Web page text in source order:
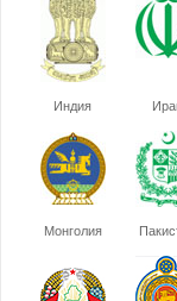
Индия
Монголия